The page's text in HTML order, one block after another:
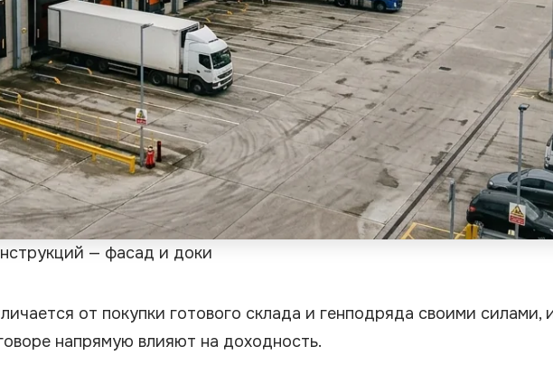
— фасад и доки
от покупки готового склада и генподряда своими силами,
напрямую влияют на доходность.